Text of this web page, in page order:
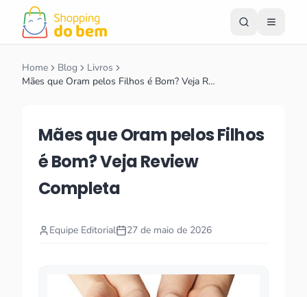
Home Blog
Livros
Mães que Oram pelos Filhos é Bom? Veja R…
Mães que Oram pelos Filhos
é Bom? Veja Review
Completa
Equipe Editorial 27 de maio de 2026